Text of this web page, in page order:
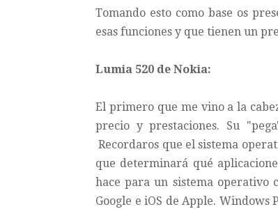
Tomando esto como base os
esas funciones y que tienen un
Lumia 520 de Nokia:
El primero que me vino a la
precio y prestaciones. Su
Recordaros que el sistema
que determinará qué
hace para un sistema operativo
Google e iOS de Apple.